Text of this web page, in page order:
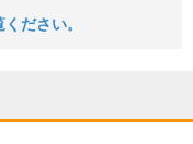
ださい。